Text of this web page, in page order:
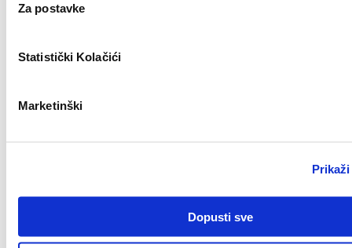
Za postavke
Statistički Kolačići
Marketinški
Dopusti sve
Croatia
Key Account Manager